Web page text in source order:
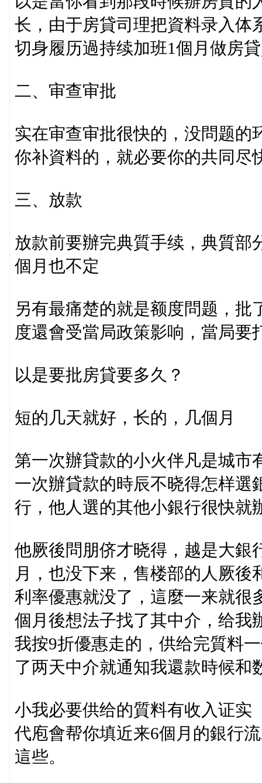
长，由于房貸司理把資料录入体
切身履历過持续加班1個月做房
二、审查审批
实在审查审批很快的，没問题的
你补資料的，就必要你的共同尽
三、放款
放款前要辦完典質手续，典質部
個月也不定
另有最痛楚的就是额度問题，批
度還會受當局政策影响，當局要
以是要批房貸要多久？
短的几天就好，长的，几個月
第一次辦貸款的小火伴凡是城市
一次辦貸款的時辰不晓得怎样選
行，他人選的其他小銀行很快就
他厥後問朋侪才晓得，越是大銀
月，也没下来，售楼部的人厥
利率優惠就没了，這麼一来就很
個月後想法子找了其中介，给我
我按9折優惠走的，供给完質料
了两天中介就通知我還款時候和
小我必要供给的質料有收入证实
代庖會帮你填近来6個月的銀行
這些。